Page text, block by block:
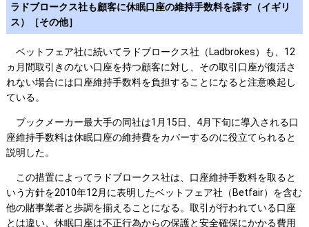
ラドブロークス社も顧客に休眠口座の維持手数料を課す（イギリ
ス）［その他］
ベットフェア社に続いてラドブロークス社（Ladbrokes）も、12
ヵ月間取引きのない口座を持つ顧客に対し、その取引口座が復活さ
れない場合には口座維持手数料を負担することになると注意喚起し
ている。
ブックメーカー最大手の同社は1月15日、4月下旬に導入される口
座維持手数料は休眠口座の維持費をカバーするのに役立てられると
説明した。
この措置によってラドブロークス社は、口座維持手数料を取ると
いう方針を2010年12月に表明したベットフェア社（Betfair）を含む
他の賭事業者と歩調を揃えることになる。取引が行われている口座
とは違い、休眠口座は不正行為からの保護と安全確保にかかる費用